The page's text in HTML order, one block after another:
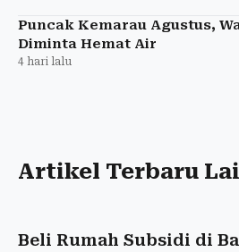
Puncak Kemarau Agustus,
Diminta Hemat Air
4 hari lalu
Artikel Terbaru
Beli Rumah Subsidi di